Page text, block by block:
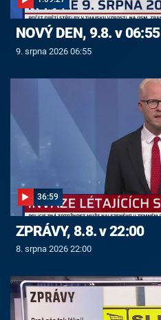
NOVÝ DEN, 9.8. v 06:55
9. srpna 2026 06:55
36:59
ZPRÁVY, 8.8. v 22:00
8. srpna 2026 22:00